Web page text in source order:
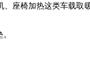
、座椅加热这类车载取